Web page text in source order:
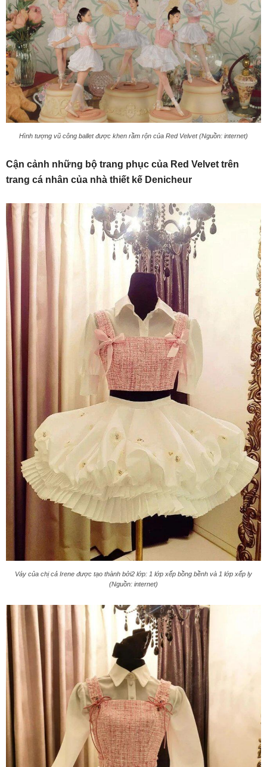
Hình tượng vũ công ballet được khen rầm rộn của Red Velvet (Nguồn: internet)
Cận cảnh những bộ trang phục của Red Velvet trên
trang cá nhân của nhà thiết kế Denicheur
Váy của chị cả Irene được tạo thành bởi2 lớp: 1 lớp xếp bồng bềnh và 1 lớp xếp ly
(Nguồn: internet)